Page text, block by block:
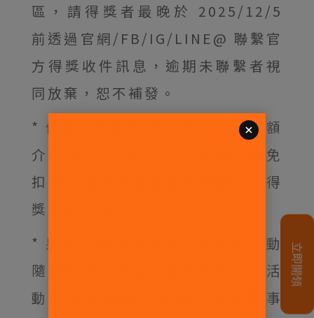
區，請得獎者最晚於 2025/12/5
前透過官網/FB/IG/LINE@ 聯繫官
方得獎收件訊息，逾期未聯繫者視
同放棄，恕不補發。
* 依財政部國稅局規定，中獎金額
介於 NT$1,001~NT$20,000 者免
扣繳，但需填寫勞務報酬單，請得
獎者協助填寫。
* 果果能量股份有限公司保有活動
隨時修改、變更、暫停或終止本活
動內容之權利，若有其他未盡事